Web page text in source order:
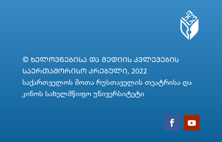
© ᲮᲔᲚᲝᲕᲜᲔᲑᲘᲡᲐ ᲓᲐ ᲛᲔᲓᲘᲘᲡ ᲙᲕᲚᲔᲕᲔᲑᲘᲡ
ᲡᲐᲔᲠᲗᲐᲨᲝᲠᲘᲡᲝ ᲙᲠᲔᲑᲣᲚᲘ, 2022
საქართველოს შოთა რუსთაველის თეატრისა და
კინოს სახელმწიფო უნივერსიტეტი